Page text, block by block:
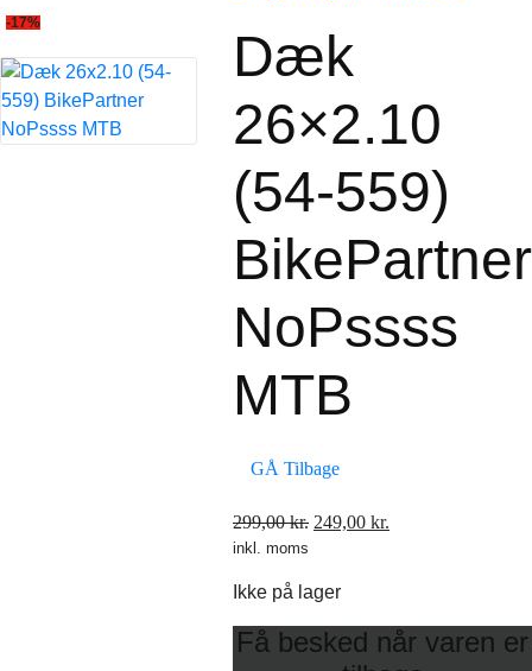
-17%
Dæk
26×2.10
(54-559)
BikePartner
NoPssss
MTB
GÅ Tilbage
299,00kr. Den
var:
299,00 kr..
249,00 kr.
249,00 kr..
inkl. moms
Ikke på lager
Få besked når varen er